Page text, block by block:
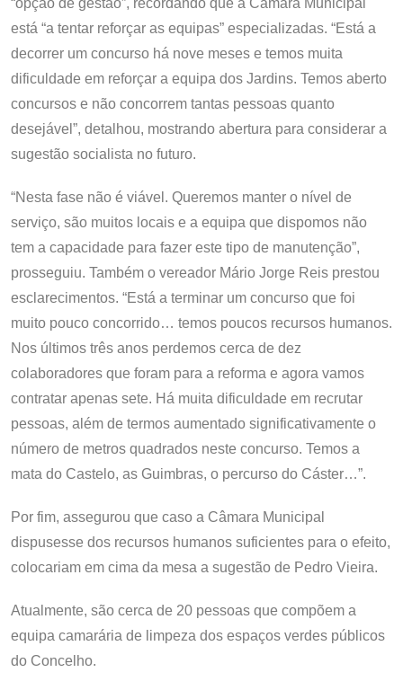
está “a tentar reforçar as equipas” especializadas. “Está a
decorrer um concurso há nove meses e temos muita
dificuldade em reforçar a equipa dos Jardins. Temos aberto
concursos e não concorrem tantas pessoas quanto
desejável”, detalhou, mostrando abertura para considerar a
sugestão socialista no futuro.
“Nesta fase não é viável. Queremos manter o nível de
serviço, são muitos locais e a equipa que dispomos não
tem a capacidade para fazer este tipo de manutenção”,
prosseguiu. Também o vereador Mário Jorge Reis prestou
esclarecimentos. “Está a terminar um concurso que foi
muito pouco concorrido… temos poucos recursos humanos.
Nos últimos três anos perdemos cerca de dez
colaboradores que foram para a reforma e agora vamos
contratar apenas sete. Há muita dificuldade em recrutar
pessoas, além de termos aumentado significativamente o
número de metros quadrados neste concurso. Temos a
mata do Castelo, as Guimbras, o percurso do Cáster…”.
Por fim, assegurou que caso a Câmara Municipal
dispusesse dos recursos humanos suficientes para o efeito,
colocariam em cima da mesa a sugestão de Pedro Vieira.
Atualmente, são cerca de 20 pessoas que compõem a
equipa camarária de limpeza dos espaços verdes públicos
do Concelho.